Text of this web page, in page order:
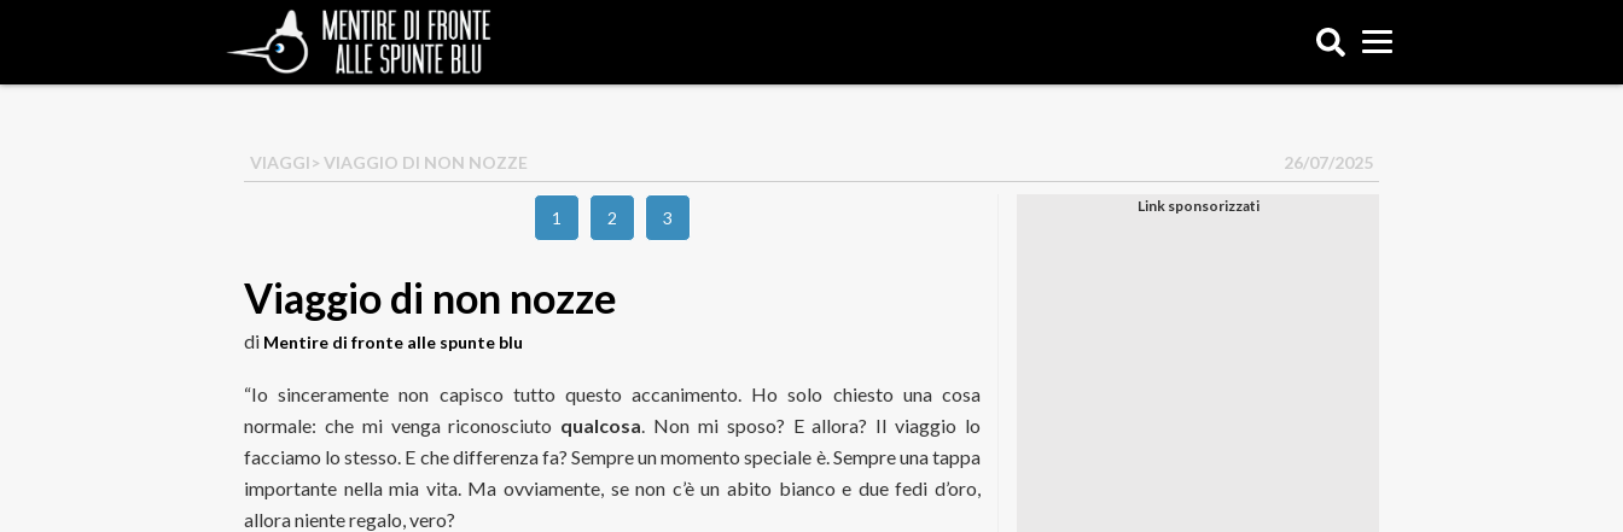
VIAGGI> VIAGGIO DI NON NOZZE 26/07/2025
1 2 3
Viaggio di non nozze
di Mentire di fronte alle spunte blu
“Io sinceramente non capisco tutto questo accanimento. Ho solo chiesto una cosa
normale: che mi venga riconosciuto qualcosa. Non mi sposo? E allora? Il viaggio lo
facciamo lo stesso. E che differenza fa? Sempre un momento speciale è. Sempre una tappa
importante nella mia vita. Ma ovviamente, se non c’è un abito bianco e due fedi d’oro,
allora niente regalo, vero?